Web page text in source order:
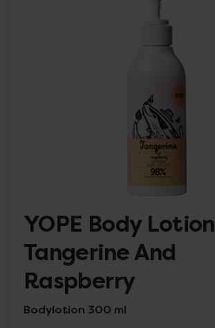
Lista: . Innehåller 2 objekt.
YOPE Body Lotion
Tangerine And
Raspberry
Bodylotion 300 ml